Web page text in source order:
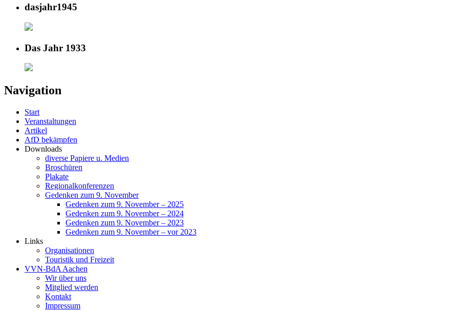
dasjahr1945
Das Jahr 1933
Navigation
Start
Veranstaltungen
Artikel
AfD bekämpfen
Downloads
diverse Papiere u. Medien
Broschüren
Plakate
Regionalkonferenzen
Gedenken zum 9. November
Gedenken zum 9. November – 2025
Gedenken zum 9. November – 2024
Gedenken zum 9. November – 2023
Gedenken zum 9. November – vor 2023
Links
Organisationen
Touristik und Freizeit
VVN-BdA Aachen
Wir über uns
Mitglied werden
Kontakt
Impressum